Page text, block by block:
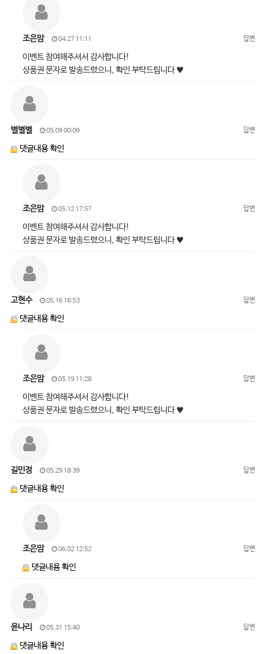
조은맘 04.27 11:11 답변
이벤트 참여해주셔서 감사합니다!
상품권 문자로 발송드렸으니, 확인 부탁드립니다 ♥
별별별 05.09 00:09 답변
댓글내용 확인
조은맘 05.12 17:57 답변
이벤트 참여해주셔서 감사합니다!
상품권 문자로 발송드렸으니, 확인 부탁드립니다 ♥
고현수 05.16 16:53 답변
댓글내용 확인
조은맘 05.19 11:28 답변
이벤트 참여해주셔서 감사합니다!
상품권 문자로 발송드렸으니, 확인 부탁드립니다 ♥
길민정 05.29 18:39 답변
댓글내용 확인
조은맘 06.02 12:52 답변
댓글내용 확인
윤나리 05.31 15:40 답변
댓글내용 확인